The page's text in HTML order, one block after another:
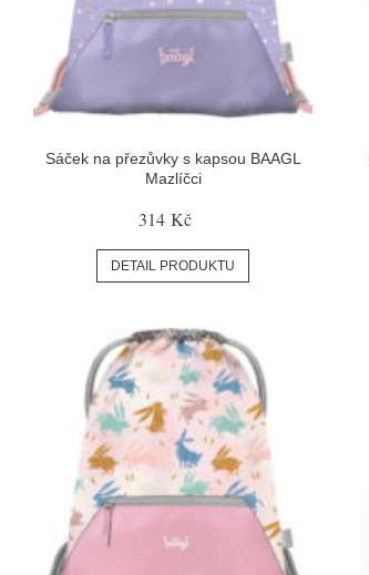
Sáček na přezůvky s kapsou BAAGL
Mazlíčci
314 Kč
DETAIL PRODUKTU